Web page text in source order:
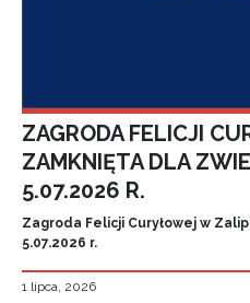
ZAGRODA FELICJI
ZAMKNIĘTA DLA
5.07.2026 R.
Zagroda Felicji Curyłowej w
5.07.2026 r.
1 lipca, 2026